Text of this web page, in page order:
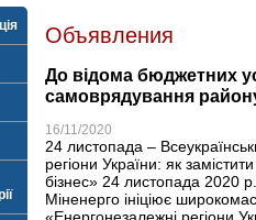
Объявления
До відома бюджетних
самоврядування
16/11/2020
24 листопада –
регіони України: як
бізнес» 24 листопада 2020
Міненерго ініціює